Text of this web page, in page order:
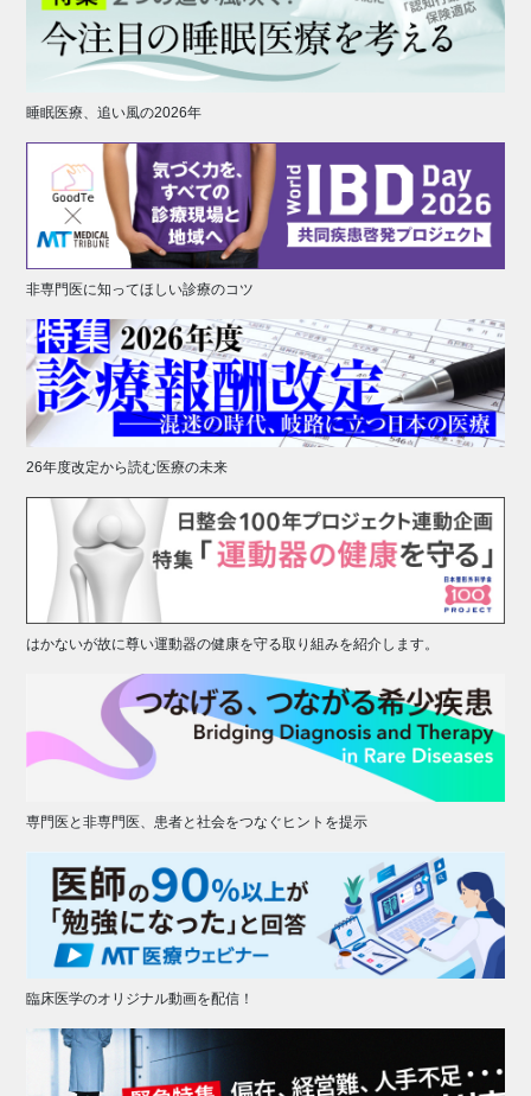
睡眠医療、追い風の2026年
非専門医に知ってほしい診療のコツ
26年度改定から読む医療の未来
はかないが故に尊い運動器の健康を守る取り組みを紹介します。
専門医と非専門医、患者と社会をつなぐヒントを提示
臨床医学のオリジナル動画を配信！